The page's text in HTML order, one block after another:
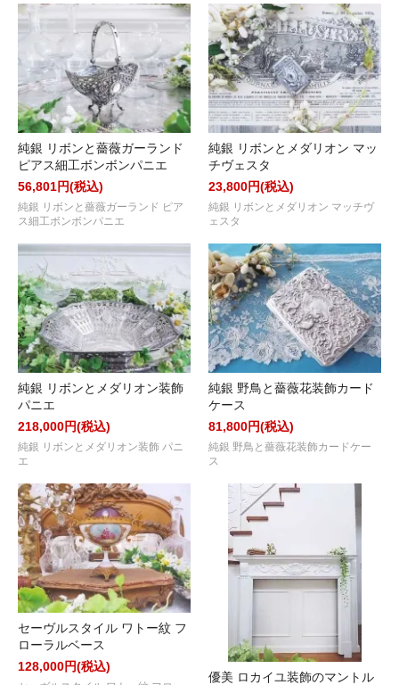
純銀 リボンと薔薇ガーランド
ピアス細工ボンボンパニエ
56,801円(税込)
純銀 リボンと薔薇ガーランド ピア
ス細工ボンボンパニエ
純銀 リボンとメダリオン マッ
チヴェスタ
23,800円(税込)
純銀 リボンとメダリオン マッチヴ
ェスタ
純銀 リボンとメダリオン装飾
パニエ
218,000円(税込)
純銀 リボンとメダリオン装飾 パニ
エ
純銀 野鳥と薔薇花装飾カード
ケース
81,800円(税込)
純銀 野鳥と薔薇花装飾カードケー
ス
セーヴルスタイル ワトー紋 フ
ローラルベース
128,000円(税込)
優美 ロカイユ装飾のマントル